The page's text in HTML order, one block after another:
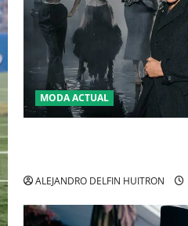
MODA ACTUAL
ALEJANDRO DELFIN HUITRON